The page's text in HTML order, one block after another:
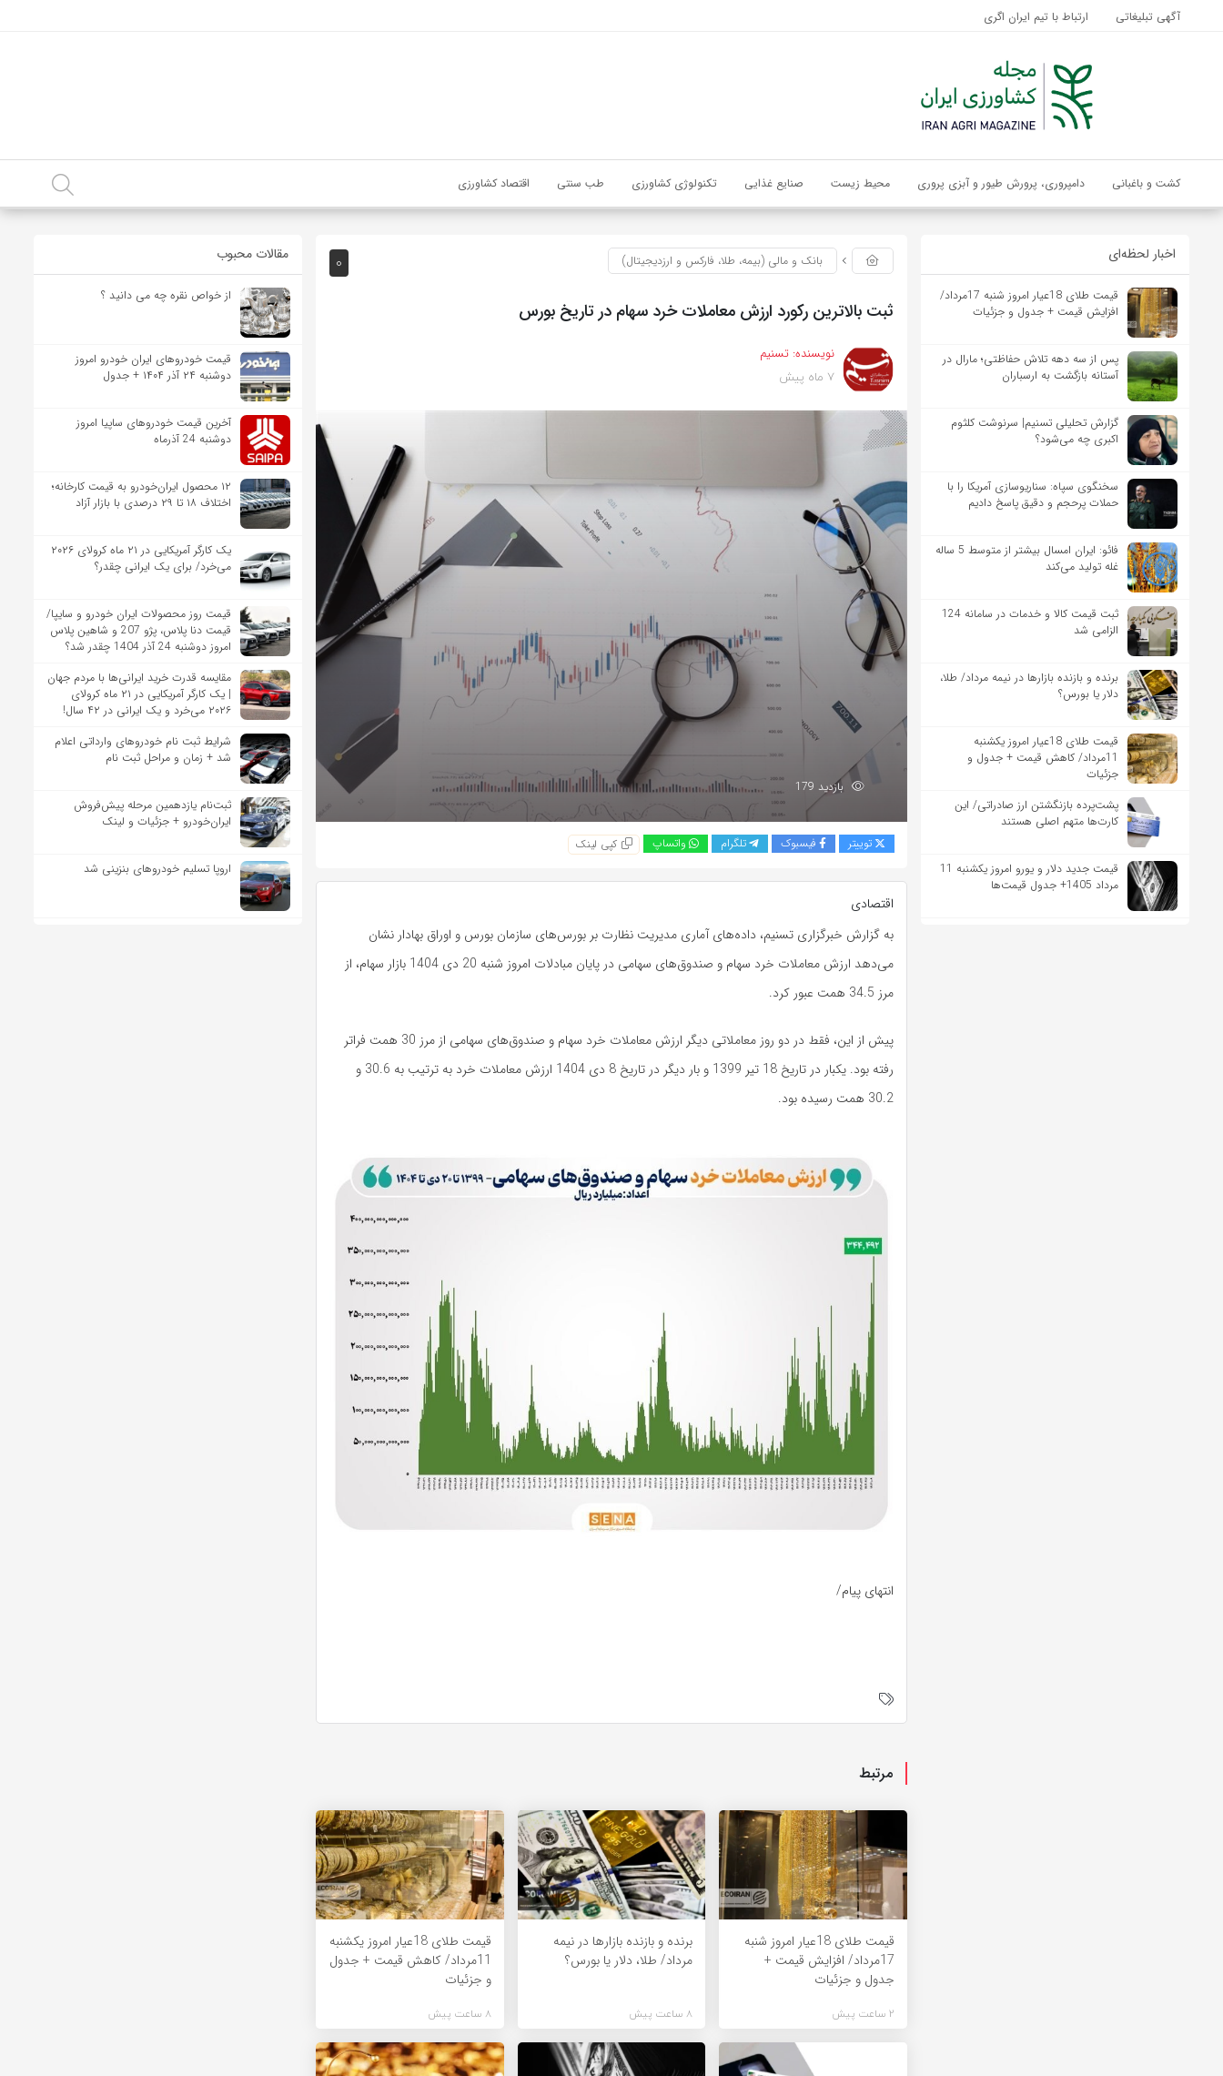
آگهی تبلیغاتی ارتباط با تیم ایران اگری
کشت و باغبانی دامپروری، پرورش طیور و آبزی پروری محیط زیست صنایع غذایی تکنولوژی کشاورزی طب سنتی اقتصاد کشاورزی
اخبار لحظه‌ای
قیمت طلای 18عیار امروز شنبه 17مرداد/
افزایش قیمت + جدول و جزئیات
پس از سه دهه تلاش حفاظتی؛ مارال در
آستانه بازگشت به ارسباران
گزارش تحلیلی تسنیم| سرنوشت کلثوم
اکبری چه می‌شود؟
سخنگوی سپاه: سناریوسازی آمریکا را با
حملات پرحجم‌‌ و دقیق‌ پاسخ دادیم
فائو: ایران امسال بیشتر از متوسط 5 ساله
غله تولید می‌کند
ثبت قیمت کالا و خدمات در سامانه 124
الزامی شد
برنده‌ و بازنده بازارها در نیمه مرداد/ طلا،
دلار یا بورس؟
قیمت طلای 18عیار امروز یکشنبه
11مرداد/ کاهش قیمت + جدول و
جزئیات
پشت‌پرده بازنگشتن ارز صادراتی/ این
کارت‌ها متهم اصلی هستند
قیمت جدید دلار و یورو امروز یکشنبه 11
مرداد 1405+ جدول قیمت‌ها
0 بانک و مالی (بیمه، طلا، فارکس و ارزدیجیتال)
ثبت بالاترین رکورد ارزش معاملات خرد سهام در تاریخ بورس
نویسنده: تسنیم
7 ماه پیش
بازدید 179
توییتر فیسبوک تلگرام واتساپ کپی لینک
اقتصادی
به گزارش خبرگزاری تسنیم، داده‌های آماری مدیریت نظارت بر بورس‌های سازمان بورس و اوراق بهادار نشان
می‌دهد ارزش معاملات خرد سهام و صندوق‌های سهامی در پایان مبادلات امروز شنبه 20 دی 1404 بازار سهام، از
مرز 34.5 همت عبور کرد.
پیش از این، فقط در دو روز معاملاتی دیگر ارزش معاملات خرد سهام و صندوق‌های سهامی از مرز 30 همت فراتر
رفته بود. یکبار در تاریخ 18 تیر 1399 و بار دیگر در تاریخ 8 دی 1404 ارزش معاملات خرد به ترتیب به 30.6 و
30.2 همت رسیده بود.
انتهای پیام/
مرتبط
قیمت طلای 18عیار امروز شنبه
17مرداد/ افزایش قیمت +
جدول و جزئیات
2 ساعت پیش
برنده‌ و بازنده بازارها در نیمه
مرداد/ طلا، دلار یا بورس؟
8 ساعت پیش
قیمت طلای 18عیار امروز یکشنبه
11مرداد/ کاهش قیمت + جدول
و جزئیات
8 ساعت پیش
مقالات محبوب
از خواص نقره چه می دانید ؟
قیمت خودرو‌های ایران خودرو امروز
دوشنبه ۲۴ آذر ۱۴۰۴ + جدول
آخرین قیمت خودروهای ساپیا امروز
دوشنبه 24 آذرماه
۱۲ محصول ایران‌خودرو به قیمت کارخانه؛
اختلاف ۱۸ تا ۲۹ درصدی با بازار آزاد
یک کارگر آمریکایی در ۲۱ ماه کرولای ۲۰۲۶
می‌خرد/ برای یک ایرانی چقدر؟
قیمت روز محصولات ایران خودرو و سایپا/
قیمت دنا پلاس، پژو 207 و شاهین پلاس
امروز دوشنبه 24 آذر 1404 چقدر شد؟
مقایسه قدرت خرید ایرانی‌ها با مردم جهان
| یک کارگر آمریکایی در ۲۱ ماه کرولای
۲۰۲۶ می‌خرد و یک ایرانی در ۴۲ سال!
شرایط ثبت نام خودروهای وارداتی اعلام
شد + زمان و مراحل ثبت نام
ثبت‌نام یازدهمین مرحله پیش‌فروش
ایران‌خودرو + جزئیات و لینک
اروپا تسلیم خودروهای بنزینی شد